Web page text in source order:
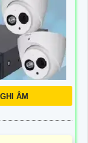
ÂM